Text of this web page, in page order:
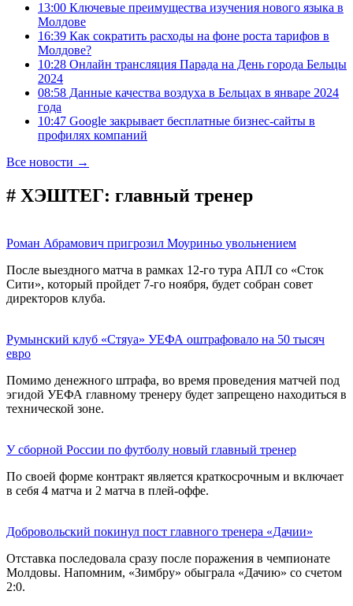
13:00 Ключевые преимущества изучения нового языка в
Молдове
16:39 Как сократить расходы на фоне роста тарифов в
Молдове?
10:28 Онлайн трансляция Парада на День города Бельцы
2024
08:58 Данные качества воздуха в Бельцах в январе 2024
года
10:47 Google закрывает бесплатные бизнес-сайты в
профилях компаний
Все новости →
# ХЭШТЕГ: главный тренер
Роман Абрамович пригрозил Моуриньо увольнением
После выездного матча в рамках 12-го тура АПЛ со «Сток
Сити», который пройдет 7-го ноября, будет собран совет
директоров клуба.
Румынский клуб «Стяуа» УЕФА оштрафовало на 50 тысяч
евро
Помимо денежного штрафа, во время проведения матчей под
эгидой УЕФА главному тренеру будет запрещено находиться в
технической зоне.
У сборной России по футболу новый главный тренер
По своей форме контракт является краткосрочным и включает
в себя 4 матча и 2 матча в плей-оффе.
Добровольский покинул пост главного тренера «Дачии»
Отставка последовала сразу после поражения в чемпионате
Молдовы. Напомним, «Зимбру» обыграла «Дачию» со счетом
2:0.